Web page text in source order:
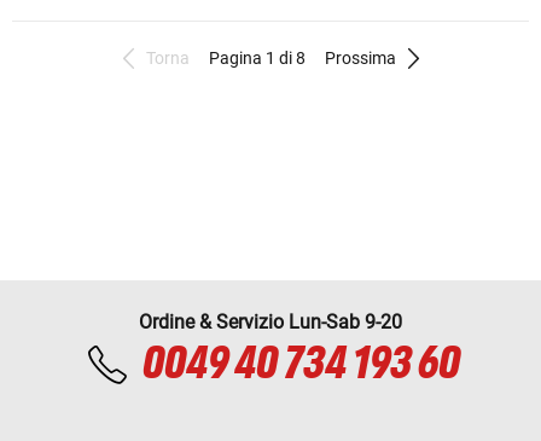
Torna Pagina 1 di 8 Prossima
Ordine & Servizio Lun-Sab 9-20
0049 40 734 193 60